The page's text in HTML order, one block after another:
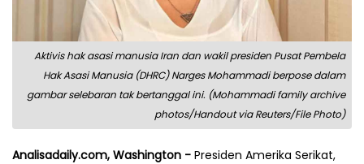
Aktivis hak asasi manusia Iran dan wakil presiden Pusat Pembela
Hak Asasi Manusia (DHRC) Narges Mohammadi berpose dalam
gambar selebaran tak bertanggal ini. (Mohammadi family archive
photos/Handout via Reuters/File Photo)
Analisadaily.com, Washington - Presiden Amerika Serikat,